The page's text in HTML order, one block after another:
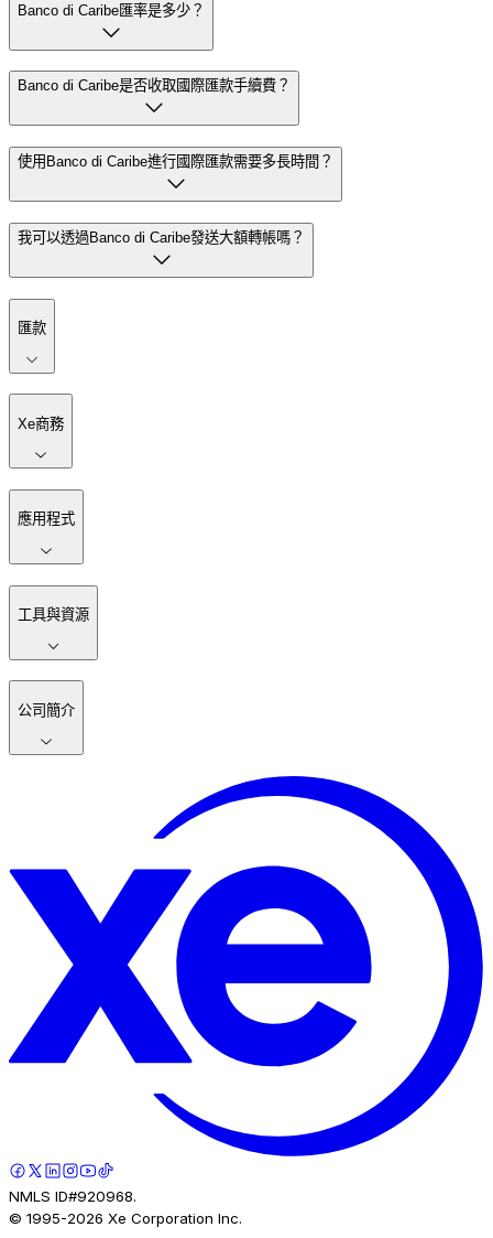
Banco di Caribe匯率是多少？
Banco di Caribe是否收取國際匯款手續費？
使用Banco di Caribe進行國際匯款需要多長時間？
我可以透過Banco di Caribe發送大額轉帳嗎？
匯款
Xe商務
應用程式
工具與資源
公司簡介
NMLS ID#920968.
© 1995-2026 Xe Corporation Inc.